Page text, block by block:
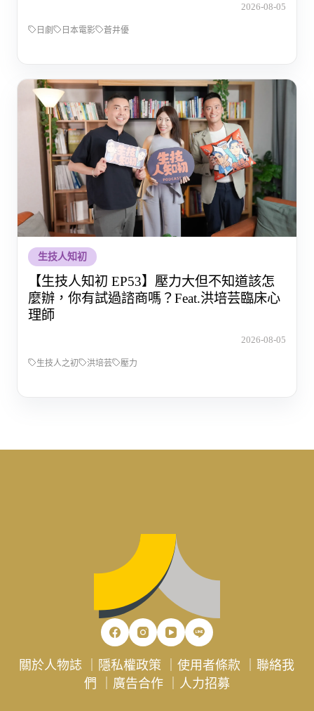
2026-08-05
日劇 日本電影 蒼井優
生技人知初
【生技人知初 EP53】壓力大但不知道該怎
麼辦，你有試過諮商嗎？Feat.洪培芸臨床心
理師
2026-08-05
生技人之初 洪培芸 壓力
關於人物誌 隱私權政策 ｜使用者條款 ｜聯絡我
們
廣告合作｜ 人力招募